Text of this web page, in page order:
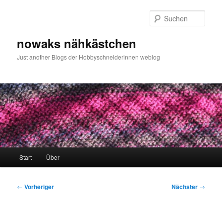
nowaks nähkästchen
Just another Blogs der Hobbyschneiderinnen weblog
Start Über
Beitragsnavigation
← Vorheriger Nächster →